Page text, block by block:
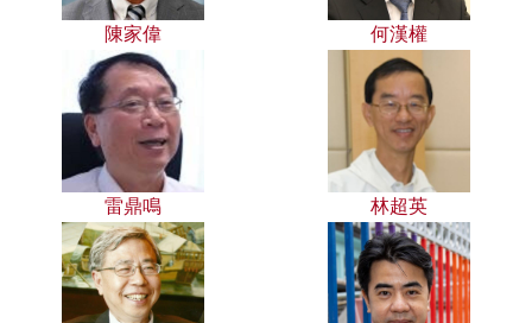
陳家偉 何漢權
雷鼎鳴 林超英